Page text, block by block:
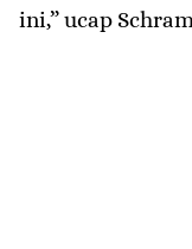
ini,” ucap